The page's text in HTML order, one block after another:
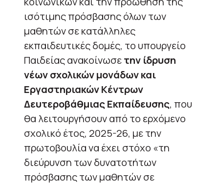
ισότιμης πρόσβασης όλων των
μαθητών σε κατάλληλες
εκπαιδευτικές δομές, το υπουργείο
Παιδείας ανακοίνωσετην ίδρυση
νέων σχολικών μονάδων και
Εργαστηριακών Κέντρων
Δευτεροβάθμιας Εκπαίδευσης, που
θα λειτουργήσουν από το ερχόμενο
σχολικό έτος, 2025-26, με την
πρωτοβουλία να έχει στόχο «τη
διεύρυνση των δυνατοτήτων
πρόσβασης των μαθητών σε